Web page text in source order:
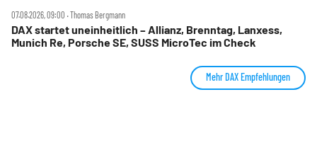
07.08.2026, 09:00 ‧ Thomas Bergmann
DAX startet uneinheitlich – Allianz, Brenntag, Lanxess,
Munich Re, Porsche SE, SUSS MicroTec im Check
Mehr DAX Empfehlungen